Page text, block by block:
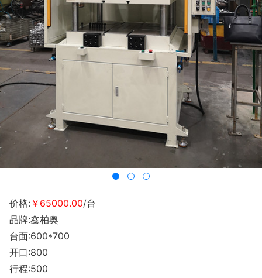
价格: ￥65000.00/台
品牌:鑫柏奥
台面:600*700
开口:800
行程:500